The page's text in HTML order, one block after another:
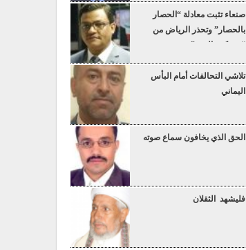
صنعاء تثبت معادلة “الحصار
بالحصار” وتحذر الرياض من
“عسكرة البحر”
تلاشي التحالفات أمام البأس
اليماني
الحق الذي يخافون سماع صوته
فليشهد الثقلان